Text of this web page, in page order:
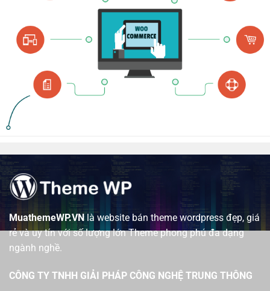
MuathemeWP.VNlà website bán theme wordpress đẹp, giá
rẻ và uy tín với số lượng lớn Theme phong phú đa dạng
ngành nghề.
CÔNG TY TNHH GIẢI PHÁP CÔNG NGHỆ TRUNG THÔNG